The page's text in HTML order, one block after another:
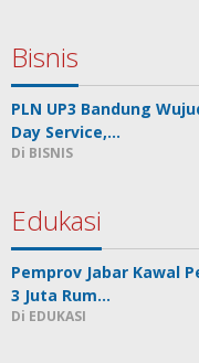
Bisnis
PLN UP3 Bandung
Day Service,…
Di BISNIS
Edukasi
Pemprov Jabar Kawal
3 Juta Rum…
Di EDUKASI